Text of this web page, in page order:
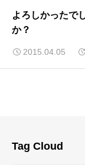
よろしかったで
か？
2015.04.05
Tag Cloud